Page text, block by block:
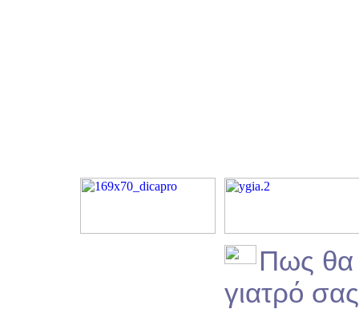
Πως θα
γιατρό σας